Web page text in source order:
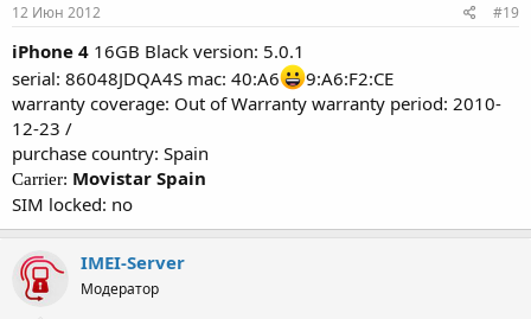
12 Июн 2012 #19
iPhone 4 16GB Black version: 5.0.1
serial: 86048JDQA4S mac: 40:A6
9:A6:F2:CE
warranty coverage: Out of Warranty warranty period: 2010-
12-23 /
purchase country: Spain
Carrier: Movistar Spain
SIM locked: no
IMEI-Server
Модератор